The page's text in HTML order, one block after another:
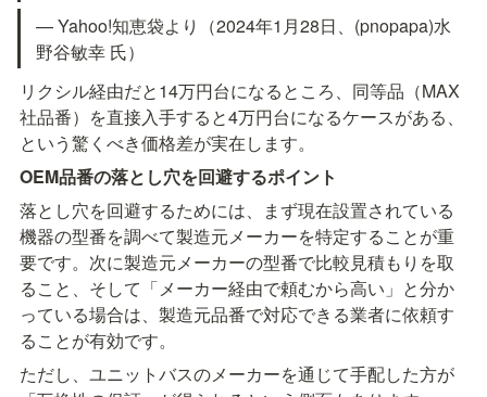
— Yahoo!知恵袋より（2024年1月28日、(pnopapa)水
野谷敏幸 氏）
リクシル経由だと14万円台になるところ、同等品（MAX
社品番）を直接入手すると4万円台になるケースがある、
という驚くべき価格差が実在します。
OEM品番の落とし穴を回避するポイント
落とし穴を回避するためには、まず現在設置されている
機器の型番を調べて製造元メーカーを特定することが重
要です。次に製造元メーカーの型番で比較見積もりを取
ること、そして「メーカー経由で頼むから高い」と分か
っている場合は、製造元品番で対応できる業者に依頼す
ることが有効です。
ただし、ユニットバスのメーカーを通じて手配した方が